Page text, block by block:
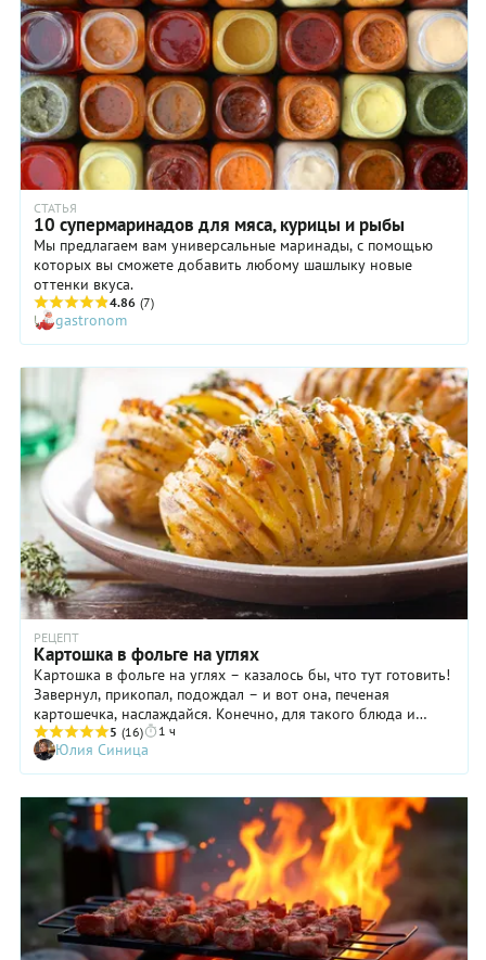
СТАТЬЯ
10 супермаринадов для мяса, курицы и рыбы
Мы предлагаем вам универсальные маринады, с помощью
которых вы сможете добавить любому шашлыку новые
оттенки вкуса.
4.86 (7)
gastronom
РЕЦЕПТ
Картошка в фольге на углях
Картошка в фольге на углях – казалось бы, что тут готовить!
Завернул, прикопал, подождал – и вот она, печеная
картошечка, наслаждайся. Конечно, для такого блюда и
рецепт не нужен. Но можно ведь запечь картошку в фольге
на костре или мангале так, чтобы она превратилась в
деликатес. Для этого понадобится начинка. Аппетитная и
ароматная. Благо, фольга все стерпит и удержит: начинка
никуда не убежит. Можно было бы запечь картошку с
маслом, специями и травами, но маслом-то как раз лучше
смазать уже готовую картошку. А запекать ее гораздо
интереснее со шпиком или беконом. Ломтики сала под
воздействием жара будут постепенно подтаивать, отдавать
соки картофелю. Ах, как это привлекательно! Советуем
брать ровные картофелины среднего размера – весом
около 200 граммов. Лучше молодые, с тонкой кожицей.
5 (16) 1 ч
Юлия Синица